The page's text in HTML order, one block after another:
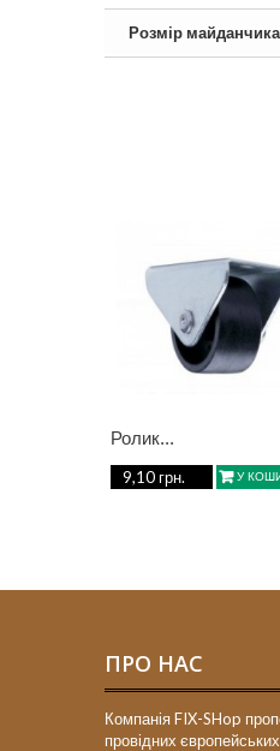
Розмір майданчика
Ролик...
9,10 грн. У
ПРО НАС
Компанія FIX-SHop
провідних